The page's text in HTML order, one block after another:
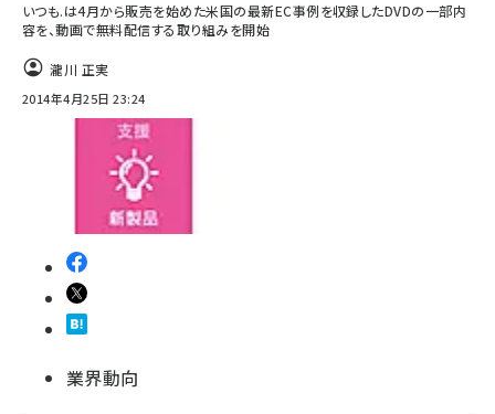
いつも.は4月から販売を始めた米国の最新EC事例を収録したDVDの一部内
容を、動画で無料配信する取り組みを開始
瀧川 正実
2014年4月25日 23:24
業界動向